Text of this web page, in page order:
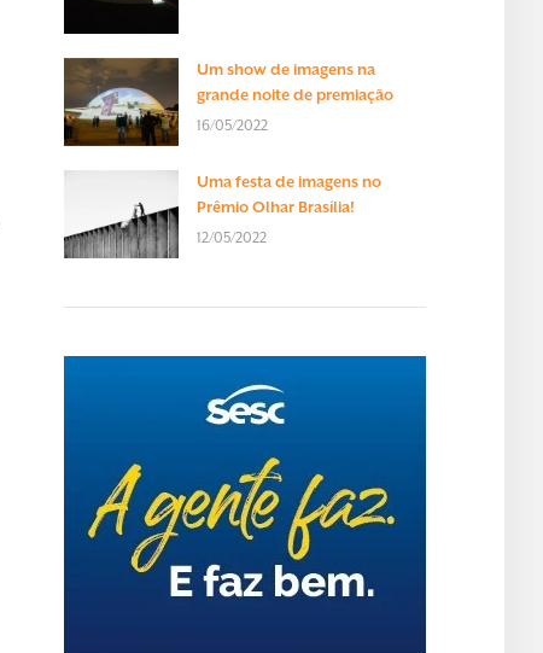
Um show de imagens na
grande noite de premiação
16/05/2022
Uma festa de imagens no
Prêmio Olhar Brasília!
12/05/2022